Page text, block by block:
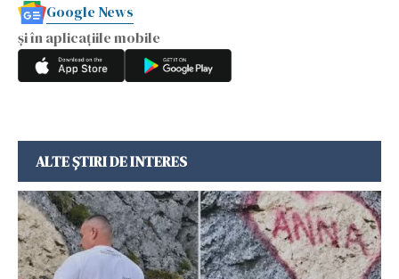
Google News
și în aplicațiile mobile
ALTE ȘTIRI DE INTERES